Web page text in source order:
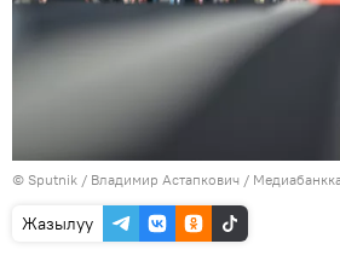
© Sputnik / Владимир Астапкович /
Жазылуу